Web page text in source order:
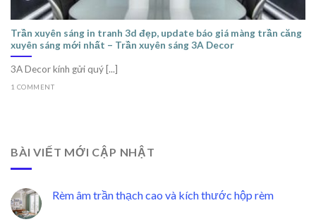
Trần xuyên sáng in tranh 3d đẹp, update báo giá màng trần căng
xuyên sáng mới nhất – Trần xuyên sáng 3A Decor
3A Decor kính gửi quý [...]
1 COMMENT
BÀI VIẾT MỚI CẬP NHẬT
Rèm âm trần thạch cao và kích thước hộp rèm